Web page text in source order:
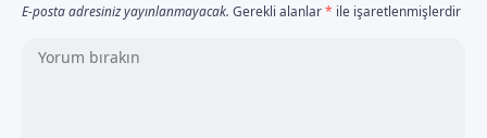
E-posta adresiniz yayınlanmayacak. Gerekli alanlar* ile işaretlenmişlerdir